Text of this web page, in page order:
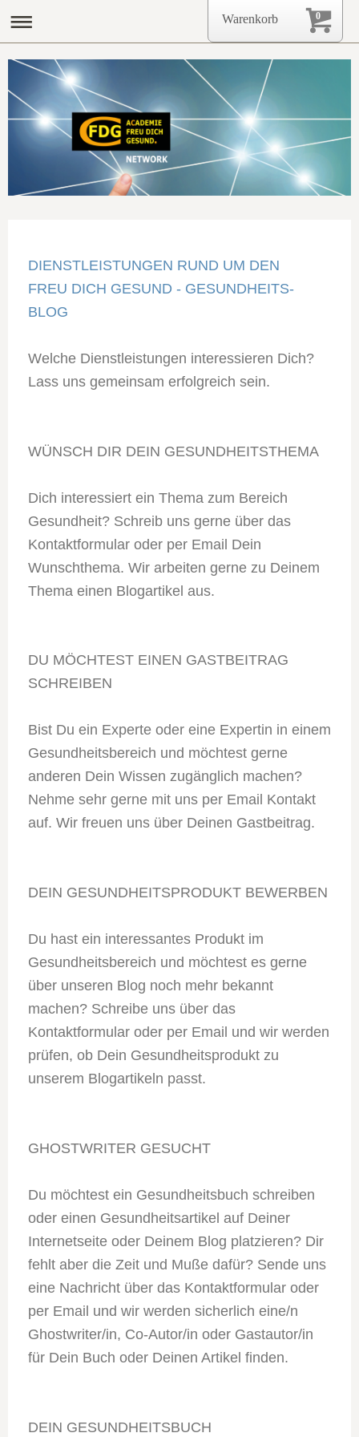
DIENSTLEISTUNGEN RUND UM DEN
FREU DICH GESUND - GESUNDHEITS-
BLOG
Welche Dienstleistungen interessieren Dich?
Lass uns gemeinsam erfolgreich sein.
WÜNSCH DIR DEIN GESUNDHEITSTHEMA
Dich interessiert ein Thema zum Bereich
Gesundheit? Schreib uns gerne über das
Kontaktformular oder per Email Dein
Wunschthema. Wir arbeiten gerne zu Deinem
Thema einen Blogartikel aus.
DU MÖCHTEST EINEN GASTBEITRAG
SCHREIBEN
Bist Du ein Experte oder eine Expertin in einem
Gesundheitsbereich und möchtest gerne
anderen Dein Wissen zugänglich machen?
Nehme sehr gerne mit uns per Email Kontakt
auf. Wir freuen uns über Deinen Gastbeitrag.
DEIN GESUNDHEITSPRODUKT BEWERBEN
Du hast ein interessantes Produkt im
Gesundheitsbereich und möchtest es gerne
über unseren Blog noch mehr bekannt
machen? Schreibe uns über das
Kontaktformular oder per Email und wir werden
prüfen, ob Dein Gesundheitsprodukt zu
unserem Blogartikeln passt.
GHOSTWRITER GESUCHT
Du möchtest ein Gesundheitsbuch schreiben
oder einen Gesundheitsartikel auf Deiner
Internetseite oder Deinem Blog platzieren? Dir
fehlt aber die Zeit und Muße dafür? Sende uns
eine Nachricht über das Kontaktformular oder
per Email und wir werden sicherlich eine/n
Ghostwriter/in, Co-Autor/in oder Gastautor/in
für Dein Buch oder Deinen Artikel finden.
DEIN GESUNDHEITSBUCH
0
Warenkorb